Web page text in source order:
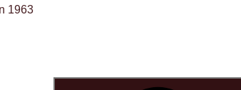
1963